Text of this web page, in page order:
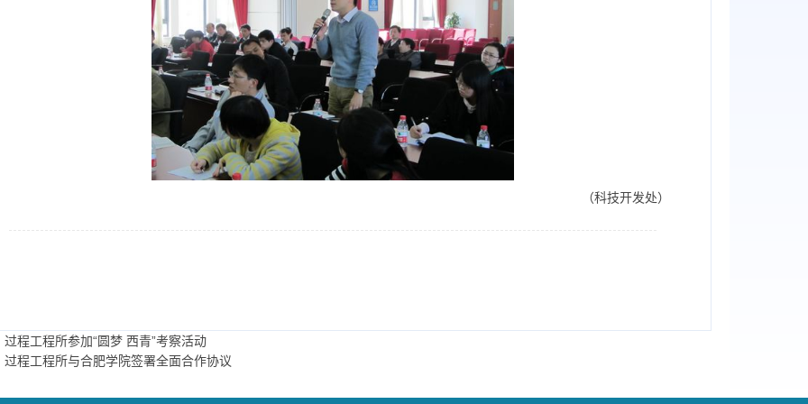
（科技开发处）
过程工程所参加“圆梦 西青”考察活动
过程工程所与合肥学院签署全面合作协议